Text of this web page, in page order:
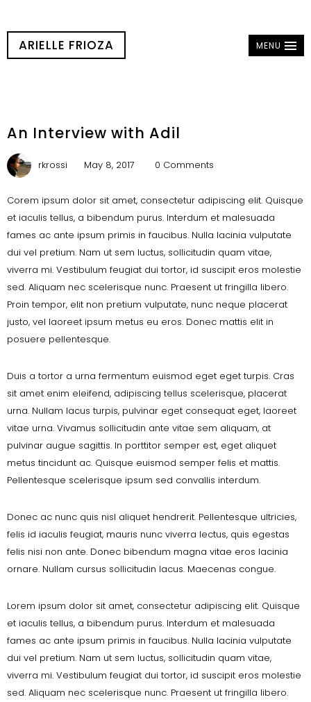
MENU
ARIELLE FRIOZA
An Interview with Adil
rkrossi May 8, 2017 0 Comments
Corem ipsum dolor sit amet, consectetur adipiscing elit. Quisque
et iaculis tellus, a bibendum purus. Interdum et malesuada
fames ac ante ipsum primis in faucibus. Nulla lacinia vulputate
dui vel pretium. Nam ut sem luctus, sollicitudin quam vitae,
viverra mi. Vestibulum feugiat dui tortor, id suscipit eros molestie
sed. Aliquam nec scelerisque nunc. Praesent ut fringilla libero.
Proin tempor, elit non pretium vulputate, nunc neque placerat
justo, vel laoreet ipsum metus eu eros. Donec mattis elit in
posuere pellentesque.
Duis a tortor a urna fermentum euismod eget eget turpis. Cras
sit amet enim eleifend, adipiscing tellus scelerisque, placerat
urna. Nullam lacus turpis, pulvinar eget consequat eget, laoreet
vitae urna. Vivamus sollicitudin ante vitae sem aliquam, at
pulvinar augue sagittis. In porttitor semper est, eget aliquet
metus tincidunt ac. Quisque euismod semper felis et mattis.
Pellentesque scelerisque ipsum sed convallis interdum.
Donec ac nunc quis nisl aliquet hendrerit. Pellentesque ultricies,
felis id iaculis feugiat, mauris nunc viverra lectus, quis egestas
felis nisi non ante. Donec bibendum magna vitae eros lacinia
ornare. Nullam cursus sollicitudin lacus. Maecenas congue.
Lorem ipsum dolor sit amet, consectetur adipiscing elit. Quisque
et iaculis tellus, a bibendum purus. Interdum et malesuada
fames ac ante ipsum primis in faucibus. Nulla lacinia vulputate
dui vel pretium. Nam ut sem luctus, sollicitudin quam vitae,
viverra mi. Vestibulum feugiat dui tortor, id suscipit eros molestie
sed. Aliquam nec scelerisque nunc. Praesent ut fringilla libero.